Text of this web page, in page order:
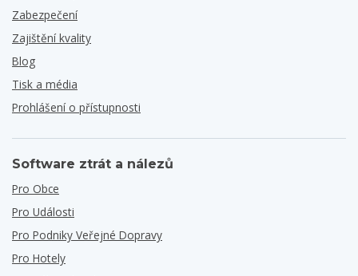
Zabezpečení
Zajištění kvality
Blog
Tisk a média
Prohlášení o přístupnosti
Software ztrát a nálezů
Pro Obce
Pro Události
Pro Podniky Veřejné Dopravy
Pro Hotely